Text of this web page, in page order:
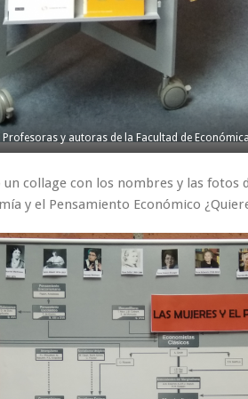
Profesoras y autoras de la Facultad de
un collage con los nombres y las fotos
y el Pensamiento Económico